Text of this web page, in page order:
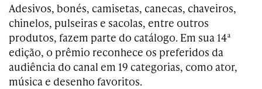
Adesivos, bonés, camisetas, canecas, chaveiros,
chinelos, pulseiras e sacolas, entre outros
produtos, fazem parte do catálogo. Em sua 14ª
edição, o prêmio reconhece os preferidos da
audiência do canal em 19 categorias, como ator,
música e desenho favoritos.